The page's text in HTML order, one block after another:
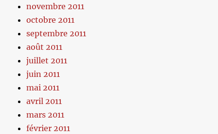
novembre 2011
octobre 2011
septembre 2011
août 2011
juillet 2011
juin 2011
mai 2011
avril 2011
mars 2011
février 2011